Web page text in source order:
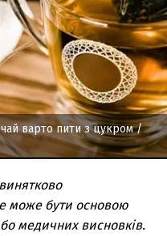
варто пити з цукром/
може бути основою
медичних висновків.